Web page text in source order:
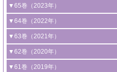
3号 有機分子変換やCO 資源化のための
光触媒に関する最近の研究
B号 第137回触媒討論会（2026年）
ーンケミカル製造
2号 水素製造のための水分解技術に関す
る最近の研究
3号 オレフィン系樹脂の精密合成に関す
る最新技術
4号 アルコール類の効率的変換を実現す
1号 低次元ナノ構造を有する触媒材料
2号 規制反応場を活用した固体触媒研究
の新展開
3号 未踏分子変換を目指した酸化触媒プ
ロセスの最前線
4号 シンクロトロン放射光および中性子
▼65巻（2023年）
1号 炭素が関わる触媒機能
2号 プラスチックケミカルリサイクルの
ための触媒技術
3号 非酸化物系金属化合物を基盤とした
▼64巻（2022年）
1号 合成ガス製造とCOを用いるケミカル
ズ合成の最新動向
2号 化学品合成のための合金触媒開発
▼63巻（2021年）
1号 金触媒の新展開
2号 ペロブスカイト
▼62巻（2020年）
1号 触媒設計を拓く欠陥構造のキャラク
▼61巻（2019年）